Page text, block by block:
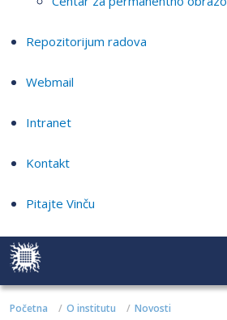
Repozitorijum radova
Webmail
Intranet
Kontakt
Pitajte Vinču
Početna O institutu Novosti